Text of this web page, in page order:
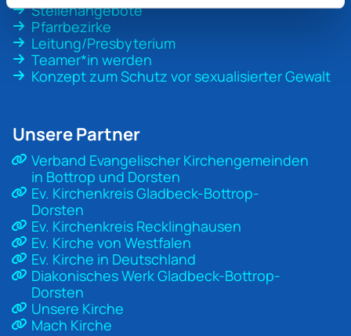
Stellenangebote
Pfarrbezirke
Leitung/Presbyterium
Teamer*in werden
Konzept zum Schutz vor sexualisierter Gewalt
Unsere Partner
Verband Evangelischer Kirchengemeinden
in Bottrop und Dorsten
Ev. Kirchenkreis Gladbeck-Bottrop-
Dorsten
Ev. Kirchenkreis Recklinghausen
Ev. Kirche von Westfalen
Ev. Kirche in Deutschland
Diakonisches Werk Gladbeck-Bottrop-
Dorsten
Unsere Kirche
Mach Kirche